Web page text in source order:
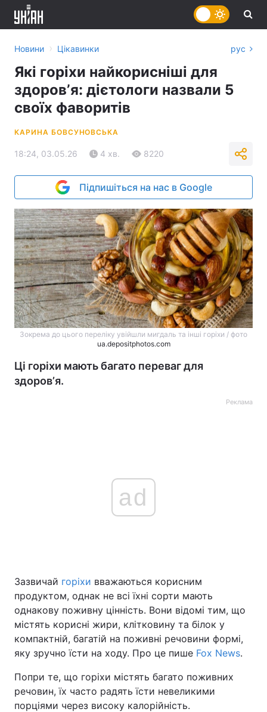
Головна Війна
Україна Політика
Економіка Світ
Техно і зв'язок Лайт
Новини › Цікавинки рус
Які горіхи найкорисніші для
здоровʼя: дієтологи назвали 5
своїх фаворитів
КАРИНА БОВСУНОВСЬКА
18:24, 03.05.26 4 хв. 8220
Підпишіться на нас в Google
Зокрема до цього переліку увійшли мигдаль та інші горіхи / фото
ua.depositphotos.com
Ці горіхи мають багато переваг для
здоровʼя.
Реклама
ad
Зазвичай горіхи вважаються корисним
продуктом, однак не всі їхні сорти мають
однакову поживну цінність. Вони відомі тим, що
містять корисні жири, клітковину та білок у
компактній, багатій на поживні речовини формі,
яку зручно їсти на ходу. Про це пише Fox News.
Попри те, що горіхи містять багато поживних
речовин, їх часто радять їсти невеликими
порціями через високу калорійність.